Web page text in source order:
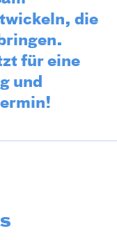
die
für eine
und